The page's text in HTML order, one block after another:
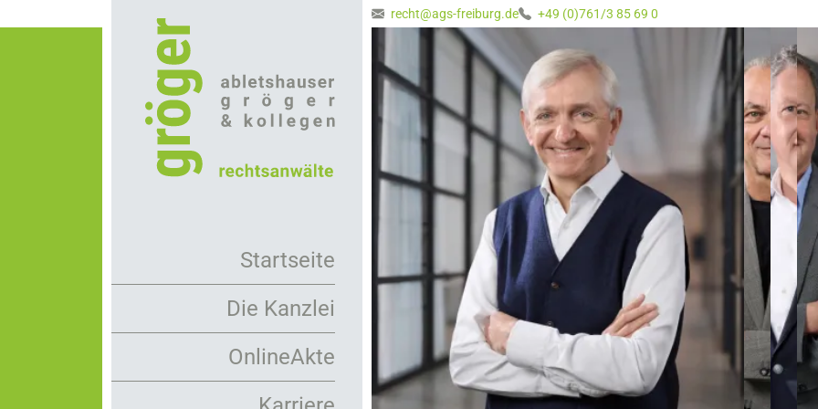
zum
recht@ags-freiburg.de +49 (0)761/3 85 69 0
Startseite
Die Kanzlei
Arbeitsweise
Mandanten
OnlineAkte